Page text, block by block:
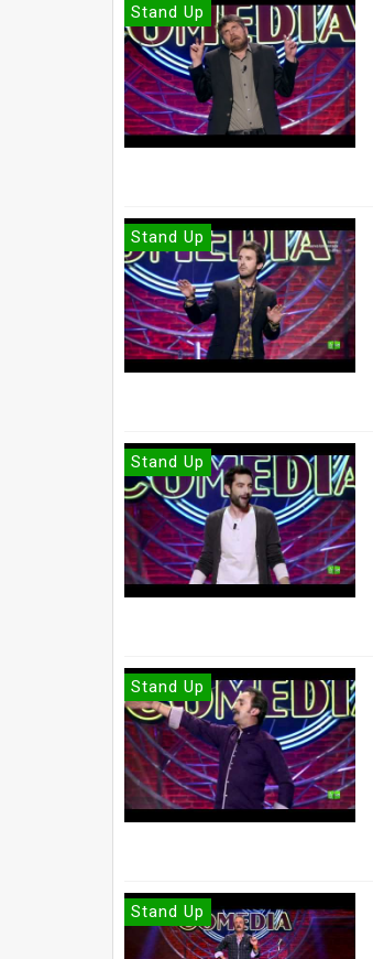
Stand Up
Stand Up
Stand Up
Stand Up
Stand Up